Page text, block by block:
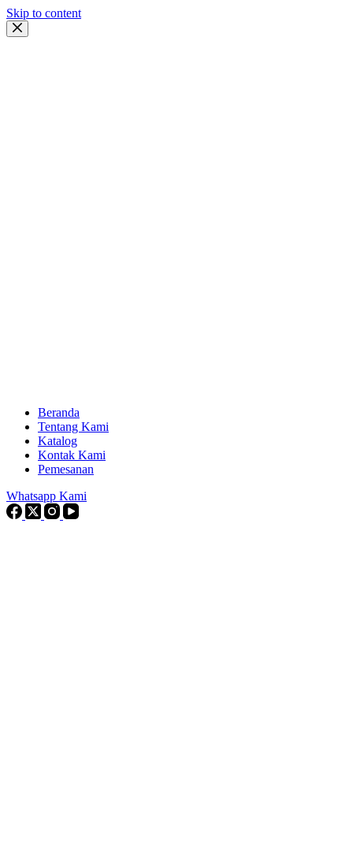
Skip to content
Beranda
Tentang Kami
Katalog
Kontak Kami
Pemesanan
Whatsapp Kami